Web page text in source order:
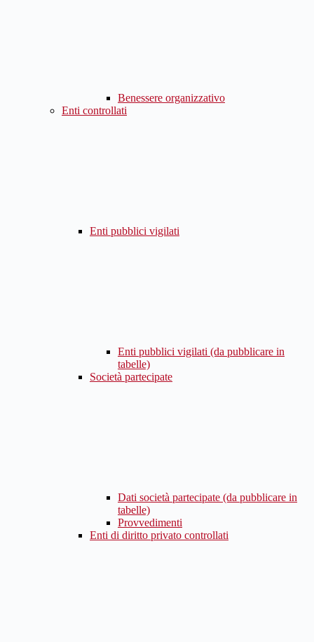
Benessere organizzativo
Enti controllati
Enti pubblici vigilati
Enti pubblici vigilati (da pubblicare in
tabelle)
Società partecipate
Dati società partecipate (da pubblicare in
tabelle)
Provvedimenti
Enti di diritto privato controllati